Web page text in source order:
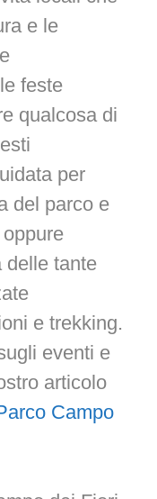
e le
feste
qualcosa di
per
del parco e
delle tante
e trekking.
eventi e
articolo
Campo